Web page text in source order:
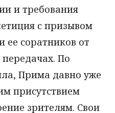
и требования
с призывом
ее соратников от
По
Прима давно уже
присутствием
зрителям. Свои